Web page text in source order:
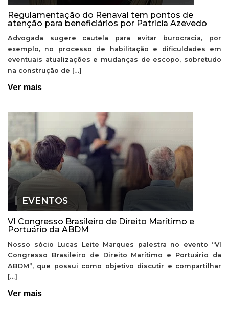
Regulamentação do Renaval tem pontos de
atenção para beneficiários por Patrícia Azevedo
Advogada sugere cautela para evitar burocracia, por
exemplo, no processo de habilitação e dificuldades em
eventuais atualizações e mudanças de escopo, sobretudo
na construção de […]
Ver mais
EVENTOS
VI Congresso Brasileiro de Direito Marítimo e
Portuário da ABDM
Nosso sócio Lucas Leite Marques palestra no evento “VI
Congresso Brasileiro de Direito Marítimo e Portuário da
ABDM”, que possui como objetivo discutir e compartilhar
[…]
Ver mais